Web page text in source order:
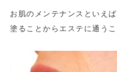
お肌のメンテナンスといえ
塗ることからエステに通う